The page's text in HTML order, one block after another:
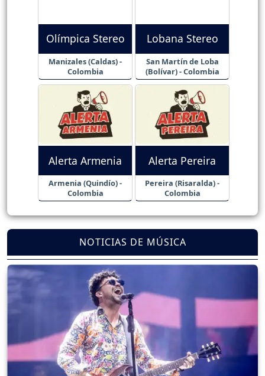
Olímpica Stereo
Manizales (Caldas) -
Colombia
Lobana Stereo
San Martín de Loba
(Bolívar) - Colombia
Alerta Armenia
Armenia (Quindío) -
Colombia
Alerta Pereira
Pereira (Risaralda) -
Colombia
NOTICIAS DE MÚSICA